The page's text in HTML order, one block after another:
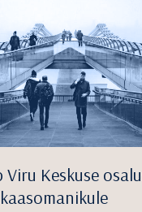
Viru Keskuse